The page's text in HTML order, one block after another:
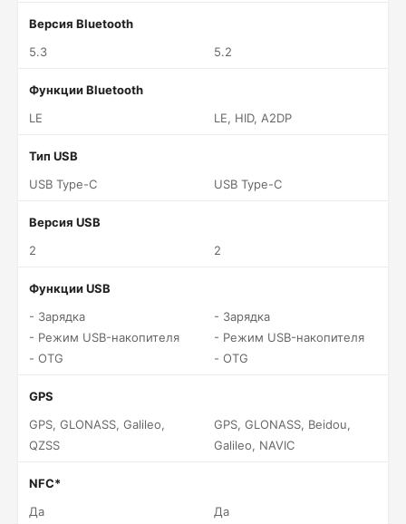
Версия Bluetooth
5.3
5.2
Функции Bluetooth
LE
LE, HID, A2DP
Тип USB
USB Type-C
USB Type-C
Версия USB
2
2
Функции USB
- Зарядка
- Режим USB-накопителя
- OTG
- Зарядка
- Режим USB-накопителя
- OTG
GPS
GPS, GLONASS, Galileo,
QZSS
GPS, GLONASS, Beidou,
Galileo, NAVIC
NFC*
Да
Да